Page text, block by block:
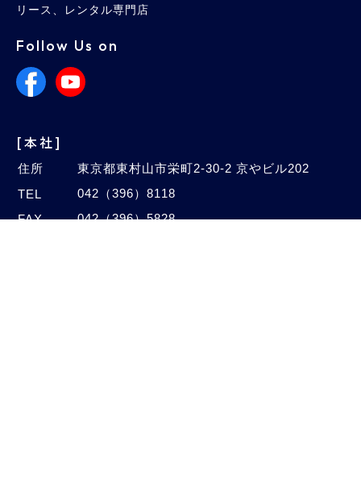
リース、レンタル専門店
Follow Us on
[本社]
住所
東京都東村山市栄町2-30-2 京やビル202
TEL
042（396）8118
FAX
042（396）5828